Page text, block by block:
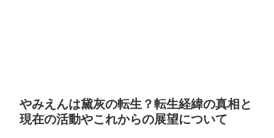
やみえんは黛灰の転生？転生経緯の真相と
現在の活動やこれからの展望について